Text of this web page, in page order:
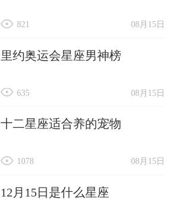
08月15日
821
里约奥运会星座男神榜
08月15日
635
十二星座适合养的宠物
08月15日
1078
12月15日是什么星座